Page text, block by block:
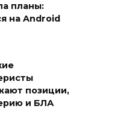
планы:
на Android
позиции,
и БЛА